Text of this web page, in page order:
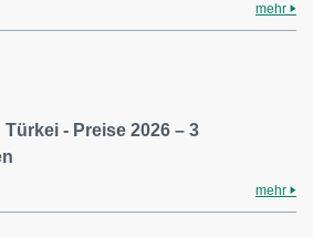
mehr
- Preise 2026 – 3
mehr